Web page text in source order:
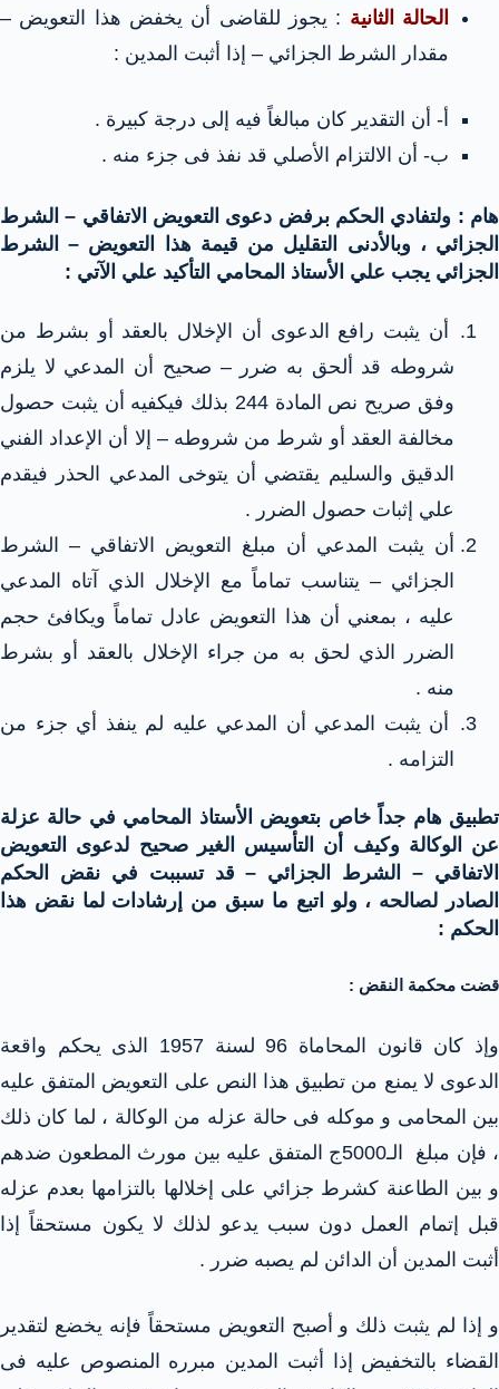
الحالة الثانية : يجوز للقاضى أن يخفض هذا التعويض –
مقدار الشرط الجزائي – إذا أثبت المدين :
أ- أن التقدير كان مبالغاً فيه إلى درجة كبيرة .
ب- أن الالتزام الأصلي قد نفذ فى جزء منه .
هام : ولتفادي الحكم برفض دعوى التعويض الاتفاقي – الشرط
الجزائي ، وبالأدنى التقليل من قيمة هذا التعويض – الشرط
الجزائي يجب علي الأستاذ المحامي التأكيد علي الآتي :
أن يثبت رافع الدعوى أن الإخلال بالعقد أو بشرط من
شروطه قد ألحق به ضرر – صحيح أن المدعي لا يلزم
وفق صريح نص المادة 244 بذلك فيكفيه أن يثبت حصول
مخالفة العقد أو شرط من شروطه – إلا أن الإعداد الفني
الدقيق والسليم يقتضي أن يتوخى المدعي الحذر فيقدم
علي إثبات حصول الضرر .
أن يثبت المدعي أن مبلغ التعويض الاتفاقي – الشرط
الجزائي – يتناسب تماماً مع الإخلال الذي آتاه المدعي
عليه ، بمعني أن هذا التعويض عادل تماماً ويكافئ حجم
الضرر الذي لحق به من جراء الإخلال بالعقد أو بشرط
منه .
أن يثبت المدعي أن المدعي عليه لم ينفذ أي جزء من
التزامه .
تطبيق هام جداً خاص بتعويض الأستاذ المحامي في حالة عزلة
عن الوكالة وكيف أن التأسيس الغير صحيح لدعوى التعويض
الاتفاقي – الشرط الجزائي – قد تسببت في نقض الحكم
الصادر لصالحه ، ولو اتبع ما سبق من إرشادات لما نقض هذا
الحكم :
قضت محكمة النقض :
وإذ كان قانون المحاماة 96 لسنة 1957 الذى يحكم واقعة
الدعوى لا يمنع من تطبيق هذا النص على التعويض المتفق عليه
بين المحامى و موكله فى حالة عزله من الوكالة ، لما كان ذلك
، فإن مبلغ الـ5000ج المتفق عليه بين مورث المطعون ضدهم
و بين الطاعنة كشرط جزائي على إخلالها بالتزامها بعدم عزله
قبل إتمام العمل دون سبب يدعو لذلك لا يكون مستحقاً إذا
أثبت المدين أن الدائن لم يصبه ضرر .
و إذا لم يثبت ذلك و أصبح التعويض مستحقاً فإنه يخضع لتقدير
القضاء بالتخفيض إذا أثبت المدين مبرره المنصوص عليه فى